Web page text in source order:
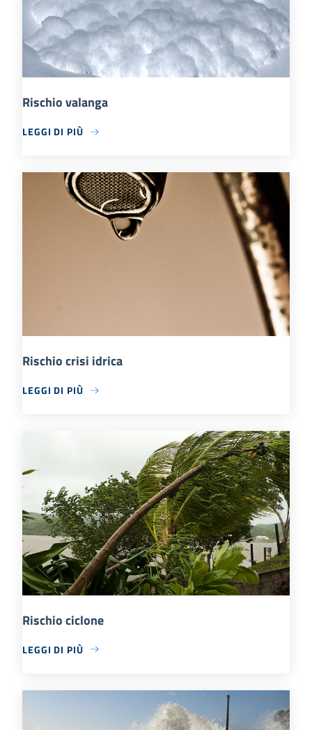
Rischio valanga
LEGGI DI PIÙ
Rischio crisi idrica
LEGGI DI PIÙ
Rischio ciclone
LEGGI DI PIÙ